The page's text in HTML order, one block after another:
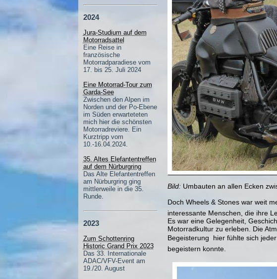
2024
Jura-Studium auf dem
Motorradsattel
Eine Reise in
französische
Motorradparadiese vom
17. bis 25. Juli 2024
Eine Motorrad-Tour zum
Garda-See
Zwischen den Alpen im
Norden und der Po-Ebene
im Süden erwarteteten
mich hier die schönsten
Motorradreviere. Ein
Kurztripp vom
10.-16.04.2024.
35. Altes Elefantentreffen
auf dem Nürburgring
Das Alte Elefantentreffen
am Nürburgring ging
mittlerweile in die 35.
Runde.
2023
Zum Schottenring
Historic Grand Prix 2023
Das 33. Internationale
ADAC/VFV-Event am
19./20. August
Bild: Umbauten an allen Ecken
Doch Wheels & Stones war
interessante Menschen, die ihre
Es war eine Gelegenheit,
Motorradkultur zu erleben. Die
Begeisterung  hier fühlte sich
begeistern konnte.